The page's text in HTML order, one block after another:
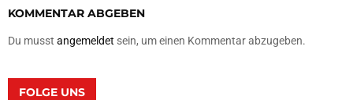
KOMMENTAR ABGEBEN
Du musst angemeldet sein, um einen Kommentar abzugeben.
FOLGE UNS